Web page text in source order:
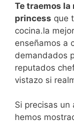
Te traemos
princess que
cocina.la
enseñamos a
demandados
reputados
vistazo si
Si precisas
hemos